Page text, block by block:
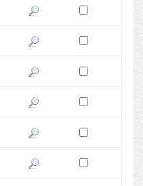
Pokaż podgląd wersji z dnia
Zaznacz wersję do
Pokaż podgląd wersji z dnia
Zaznacz wersję do
Pokaż podgląd wersji z dnia
Zaznacz wersję do
Pokaż podgląd wersji z dnia
Zaznacz wersję do
Pokaż podgląd wersji z dnia
Zaznacz wersję do
Pokaż podgląd wersji z dnia
Zaznacz wersję do